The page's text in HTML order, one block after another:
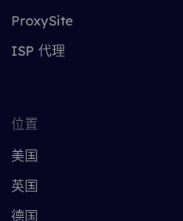
ProxySite
ISP 代理
位置
美国
英国
德国